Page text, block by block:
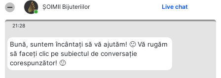
ŞOIMII Bijuteriilor Live chat
21:28
Bună, suntem încântați să vă ajutăm! 🙂 Vă rugăm
să faceți clic pe subiectul de conversație
corespunzător! 🙂